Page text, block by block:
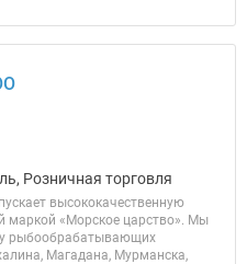
Розничная торговля
высококачественную
маркой «Морское царство». Мы
рыбообрабатывающих
Магадана, Мурманска,